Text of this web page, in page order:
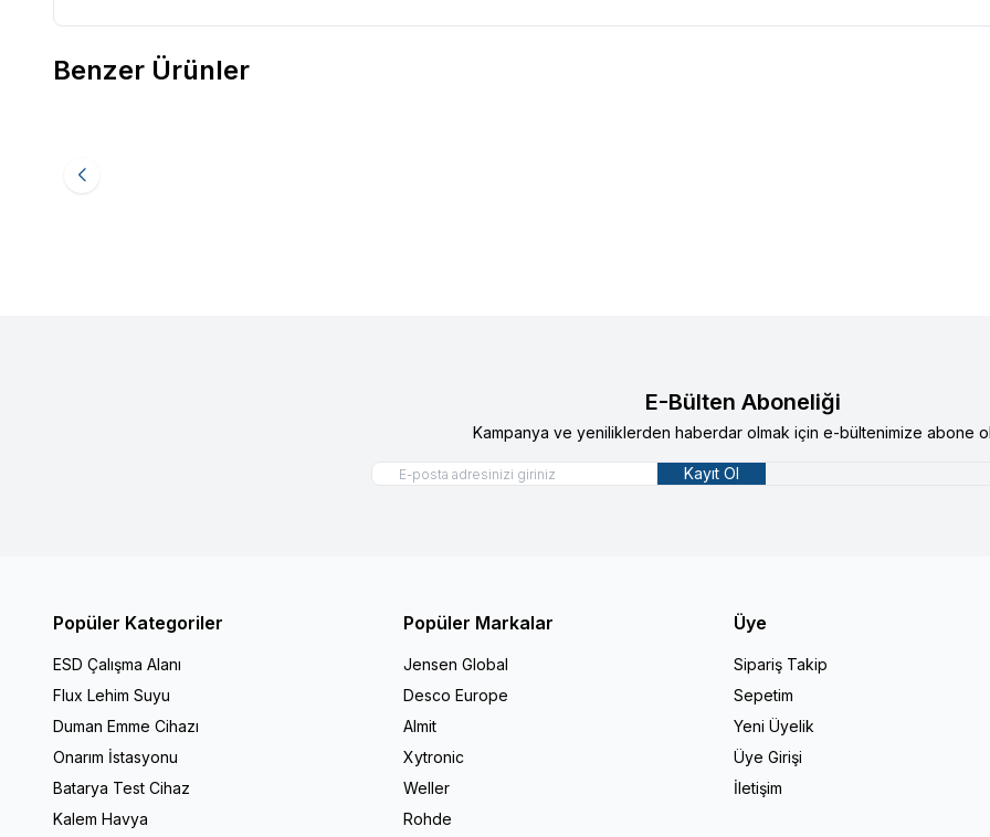
Benzer Ürünler
6.921,12
E-Bülten Aboneliği
Kampanya ve yeniliklerden haberdar olmak için e-bültenimize abone
Kayıt Ol
Popüler Kategoriler
ESD Çalışma Alanı
Flux Lehim Suyu
Duman Emme Cihazı
Onarım İstasyonu
Batarya Test Cihaz
Kalem Havya
Popüler Markalar
Jensen Global
Desco Europe
Almit
Xytronic
Weller
Rohde
Üye
Sipariş Takip
Sepetim
Yeni Üyelik
Üye Girişi
İletişim